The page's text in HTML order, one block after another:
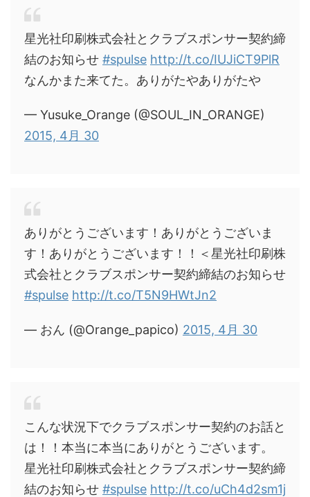
星光社印刷株式会社とクラブスポンサー契約締
結のお知らせ #spulse http://t.co/IUJiCT9PlR
なんかまた来てた。ありがたやありがたや
— Yusuke_Orange (@SOUL_IN_ORANGE)
2015, 4月 30
ありがとうございます！ありがとうございま
す！ありがとうございます！！＜星光社印刷株
式会社とクラブスポンサー契約締結のお知らせ
#spulse http://t.co/T5N9HWtJn2
— おん (@Orange_papico) 2015, 4月 30
こんな状況下でクラブスポンサー契約のお話と
は！！本当に本当にありがとうございます。
星光社印刷株式会社とクラブスポンサー契約締
結のお知らせ #spulse http://t.co/uCh4d2sm1j